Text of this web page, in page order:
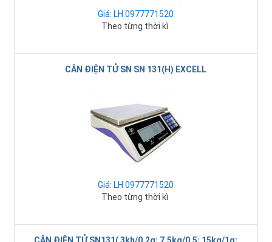
Giá: LH 0977771520
Theo từng thời kì
CÂN ĐIỆN TỬ SN SN 131(H) EXCELL
Giá: LH 0977771520
Theo từng thời kì